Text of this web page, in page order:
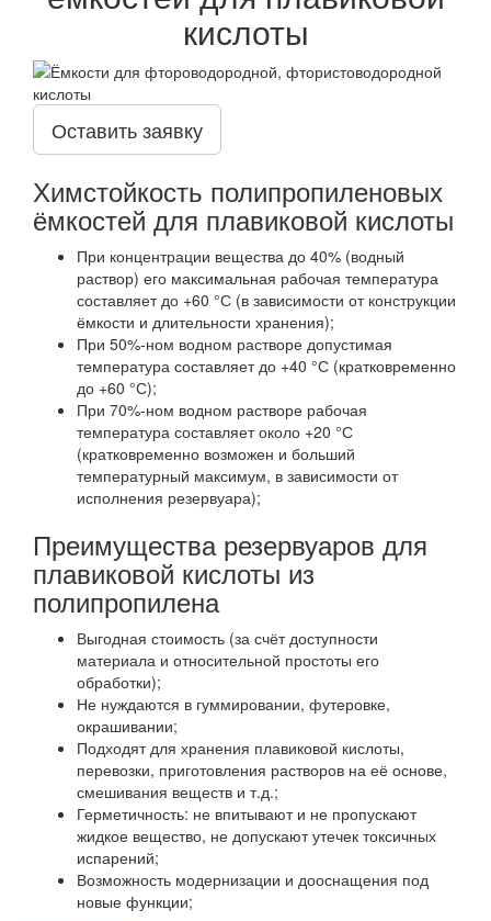
кислоты
Оставить заявку
Химстойкость полипропиленовых
ёмкостей для плавиковой кислоты
При концентрации вещества до 40% (водный
раствор) его максимальная рабочая температура
составляет до +60 °С (в зависимости от конструкции
ёмкости и длительности хранения);
При 50%-ном водном растворе допустимая
температура составляет до +40 °С (кратковременно
до +60 °С);
При 70%-ном водном растворе рабочая
температура составляет около +20 °С
(кратковременно возможен и больший
температурный максимум, в зависимости от
исполнения резервуара);
Преимущества резервуаров для
плавиковой кислоты из
полипропилена
Выгодная стоимость (за счёт доступности
материала и относительной простоты его
обработки);
Не нуждаются в гуммировании, футеровке,
окрашивании;
Подходят для хранения плавиковой кислоты,
перевозки, приготовления растворов на её основе,
смешивания веществ и т.д.;
Герметичность: не впитывают и не пропускают
жидкое вещество, не допускают утечек токсичных
испарений;
Возможность модернизации и дооснащения под
новые функции;